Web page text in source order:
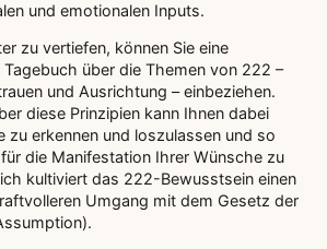
und emotionalen Inputs.
zu vertiefen, können Sie eine
über die Themen von 222 –
und Ausrichtung – einbeziehen.
diese Prinzipien kann Ihnen dabei
zu erkennen und loszulassen und so
die Manifestation Ihrer Wünsche zu
kultiviert das 222-Bewusstsein einen
Umgang mit dem Gesetz der